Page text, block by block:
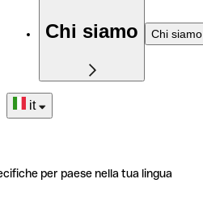
Chi siamo Chi siamo
it
per paese nella tua lingua